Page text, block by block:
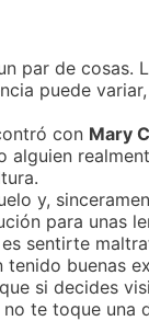
par de cosas.
puede
con Mary
alguien
y,
para unas
sentirte
buenas
si decides
te toque una